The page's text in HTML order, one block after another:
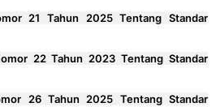
21 Tahun 2025 Tentang Standar
22 Tahun 2023 Tentang Standar
26 Tahun 2025 Tentang Standar